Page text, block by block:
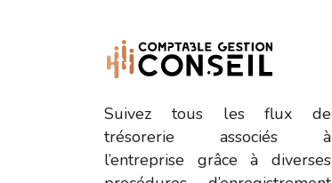
Suivez tous les flux de
trésorerie associés à
l’entreprise grâce à diverses